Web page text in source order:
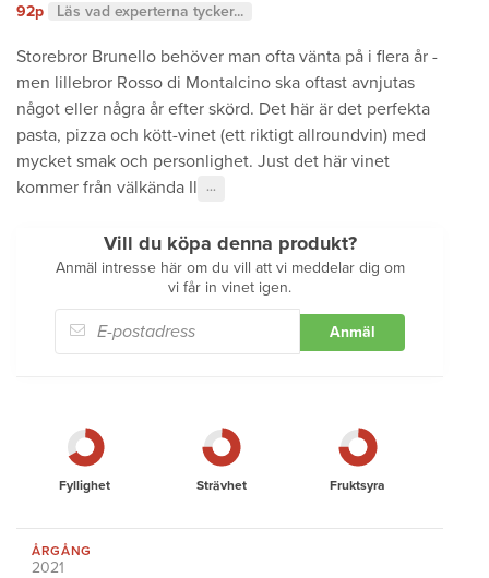
92p Läs vad experterna tycker...
Storebror Brunello behöver man ofta vänta på i flera år -
men lillebror Rosso di Montalcino ska oftast avnjutas
något eller några år efter skörd. Det här är det perfekta
pasta, pizza och kött-vinet (ett riktigt allroundvin) med
mycket smak och personlighet. Just det här vinet
kommer från välkända Il
···
Vill du köpa denna produkt?
Anmäl intresse här om du vill att vi meddelar dig om
vi får in vinet igen.
Anmäl
Fyllighet Strävhet Fruktsyra
ÅRGÅNG
2021